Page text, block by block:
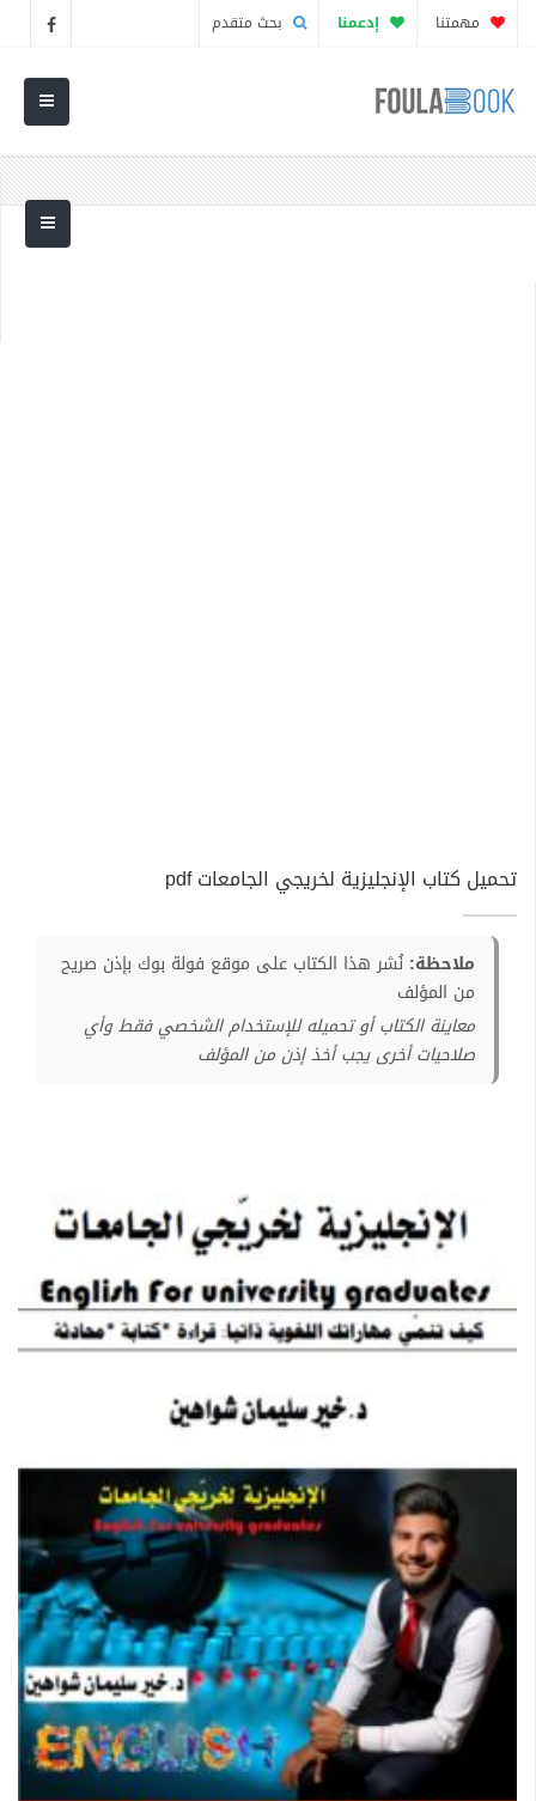
مهمتنا إدعمنا بحث متقدم
تحميل كتاب الإنجليزية لخريجي الجامعات pdf
ملاحظة: نُشر هذا الكتاب على موقع فولة بوك بإذن صريح
من المؤلف
معاينة الكتاب أو تحميله للإستخدام الشخصي فقط وأي
صلاحيات أخرى يجب أخذ إذن من المؤلف